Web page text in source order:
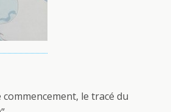
le tracé du